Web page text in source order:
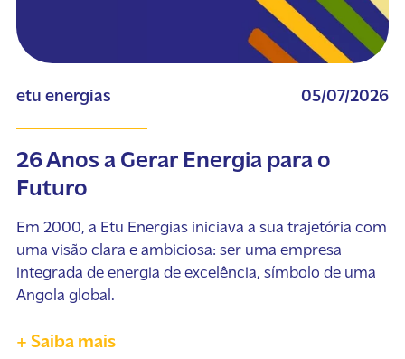
etu energias 05/07/2026
26 Anos a Gerar Energia para o
Futuro
Em 2000, a Etu Energias iniciava a sua trajetória com
uma visão clara e ambiciosa: ser uma empresa
integrada de energia de excelência, símbolo de uma
Angola global.
+ Saiba mais